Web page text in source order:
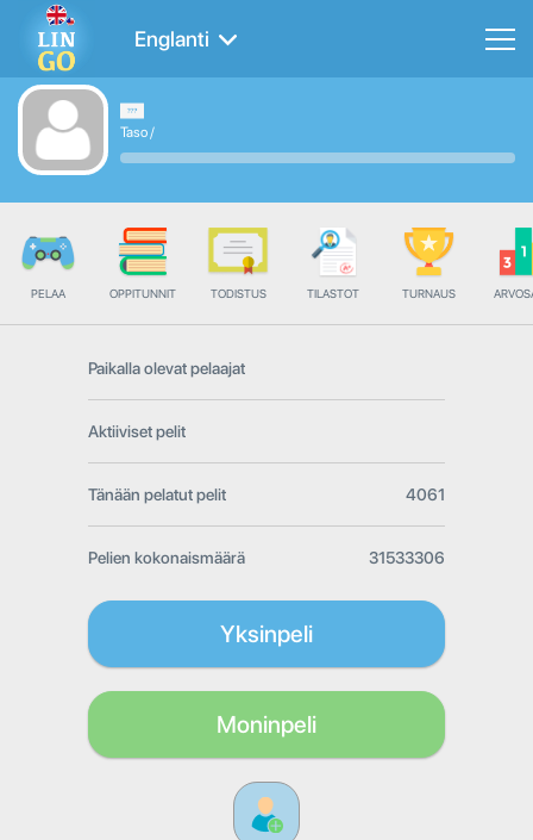
Englanti
Taso/
PELAA OPPITUNNIT TODISTUS TILASTOT TURNAUS
Paikalla olevat pelaajat
Aktiiviset pelit
Tänään pelatut pelit 4061
Pelien kokonaismäärä 31533306
Yksinpeli
Moninpeli